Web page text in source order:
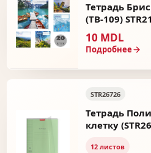
Тетрадь
(ТВ-109)
10 MDL
Подробнее
STR26726
Тетрадь
клетку
12 листов